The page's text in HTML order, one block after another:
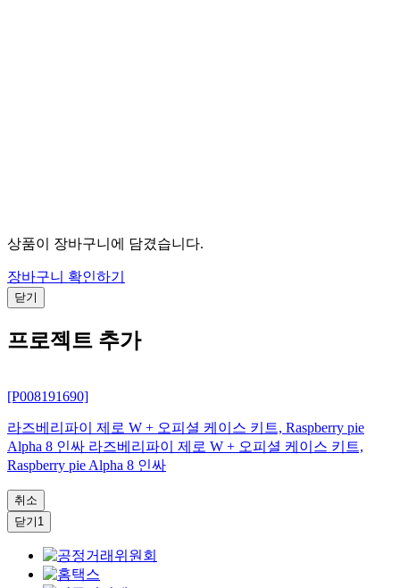
상품이 장바구니에 담겼습니다.
장바구니 확인하기
닫기
프로젝트 추가
[P008191690]
라즈베리파이 제로 W + 오피셜 케이스 키트, Raspberry pie
Alpha 8 인싸 라즈베리파이 제로 W + 오피셜 케이스 키트,
Raspberry pie Alpha 8 인싸
취소
닫기1